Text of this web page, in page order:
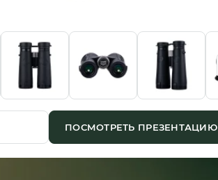
ПОСМОТРЕТЬ ПРЕЗЕНТАЦИЮ